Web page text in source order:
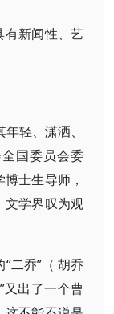
有新闻性、艺
轻、潇洒、
国委员会委
士生导师，
文学界叹为观
二乔”（ 胡乔
又出了一个曹